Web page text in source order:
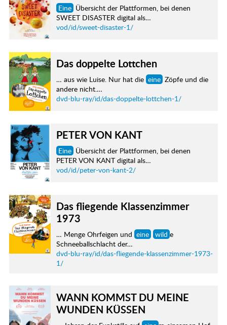
Eine Übersicht der Plattformen, bei denen
SWEET DISASTER digital als…
vod/id/sweet-disaster-1/
Das doppelte Lottchen
… aus wie Luise. Nur hat die eine Zöpfe und die
andere nicht.…
dvd-blu-ray/id/das-doppelte-lottchen-1/
PETER VON KANT
Eine Übersicht der Plattformen, bei denen
PETER VON KANT digital als…
vod/id/peter-von-kant-2/
Das fliegende Klassenzimmer
1973
… Menge Ohrfeigen und eine wild e
Schneeballschlacht der…
dvd-blu-ray/id/das-fliegende-klassenzimmer-1973-
1/
WANN KOMMST DU MEINE
WUNDEN KÜSSEN